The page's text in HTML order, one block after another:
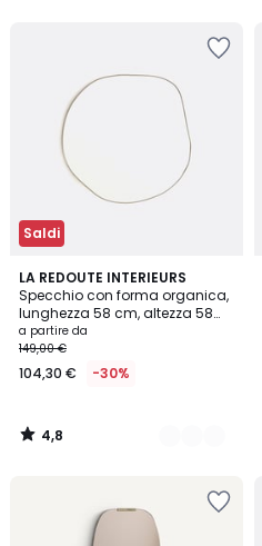
Saldi
LA REDOUTE INTERIEURS
Specchio con forma organica,
lunghezza 58 cm, altezza 58
cm, ORNICA
a partire da
149,00 €
104,30 € -30%
4,8
/ 5
2
Colori
4,8
/